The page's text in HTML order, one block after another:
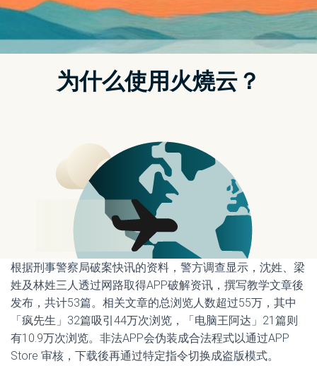
了！
iOS 18.1 升级後必用 控制中心加入 AirDrop
【教学】非美国用户也可使用 Apple Intelligence
Screenshot
「疯先生」与「电脑王阿达」在科技与教学领域享有高度知
名度，粉丝人数超过40万。两人经营的网志和社群，提供越
狱与3C产品资讯。今年4月，日本版权机构CODA检举其散
布盗版影视APP的行为，并引起台南与台中地检署的调查。
侵权规模超 6 亿元
根据刑事警察局破案快讯的资料，警方调查显示，沈姓、梁
姓及林姓三人透过网路取得APP破解资讯，撰写教学文章後
发布，共计53篇。相关文章的总浏览人数超过55万，其中
「疯先生」32篇吸引44万次浏览，「电脑王阿达」21篇则
有10.9万次浏览。非法APP会伪装成合法程式以通过APP
Store 审核，下载後再通过特定指令切换成盗版模式。